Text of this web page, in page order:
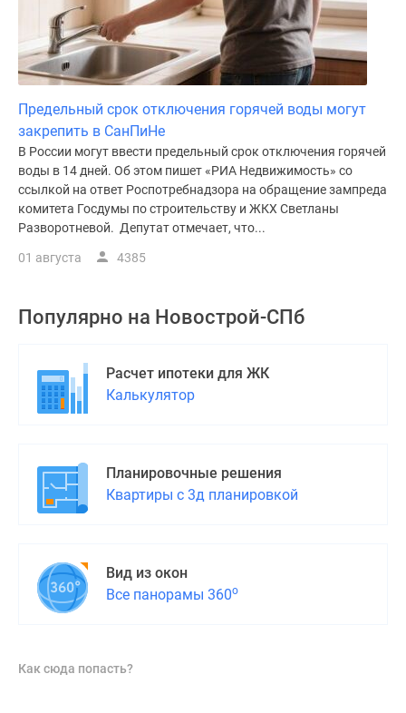
Предельный срок отключения горячей воды могут
закрепить в СанПиНе
В России могут ввести предельный срок отключения горячей
воды в 14 дней. Об этом пишет «РИА Недвижимость» со
ссылкой на ответ Роспотребнадзора на обращение зампреда
комитета Госдумы по строительству и ЖКХ Светланы
Разворотневой. Депутат отмечает, что...
01 августа 4385
Популярно на Новострой-СПб
Расчет ипотеки для ЖК
Калькулятор
Планировочные решения
Квартиры с 3д планировкой
Вид из окон
Все панорамы 360о
Как сюда попасть?